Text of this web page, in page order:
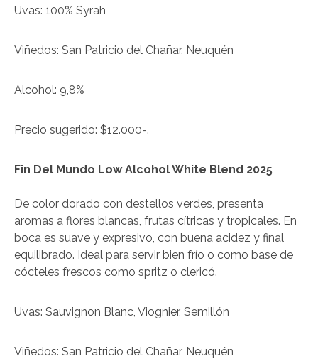
Uvas: 100% Syrah
Viñedos: San Patricio del Chañar, Neuquén
Alcohol: 9,8%
Precio sugerido: $12.000-.
Fin Del Mundo Low Alcohol White Blend 2025
De color dorado con destellos verdes, presenta
aromas a flores blancas, frutas cítricas y tropicales. En
boca es suave y expresivo, con buena acidez y final
equilibrado. Ideal para servir bien frío o como base de
cócteles frescos como spritz o clericó.
Uvas: Sauvignon Blanc, Viognier, Semillón
Viñedos: San Patricio del Chañar, Neuquén